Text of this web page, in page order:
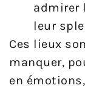
admirer
leur
Ces lieux
manquer,
en